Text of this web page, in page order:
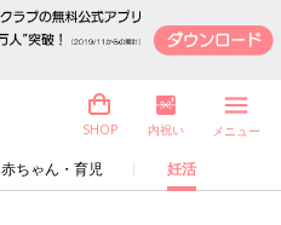
赤ちゃん・育児 妊活
SHOP 内祝い メニュー